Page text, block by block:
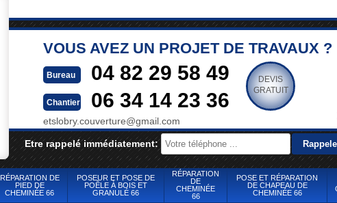
VOUS AVEZ UN PROJET DE TRAVAUX ?
Bureau 04 82 29 58 49
Chantier 06 34 14 23 36
etslobry.couverture@gmail.com
DEVIS
GRATUIT
Etre rappelé immédiatement:
RÉPARATION DE
PIED DE
CHEMINÉE 66
POSEUR ET POSE DE
POÊLE À BOIS ET
GRANULÉ 66
RÉPARATION
DE
CHEMINÉE
66
POSE ET RÉPARATION
DE CHAPEAU DE
CHEMINÉE 66